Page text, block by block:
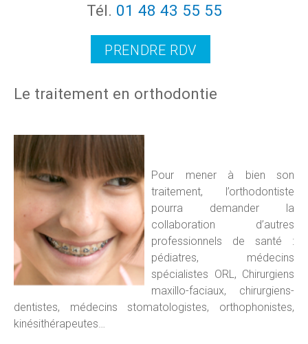
Tél. 01 48 43 55 55
PRENDRE RDV
Le traitement en orthodontie
Pour mener à bien son
traitement, l’orthodontiste
pourra demander la
collaboration d’autres
professionnels de santé :
pédiatres, médecins
spécialistes ORL, Chirurgiens
maxillo-faciaux, chirurgiens-
dentistes, médecins stomatologistes, orthophonistes,
kinésithérapeutes…